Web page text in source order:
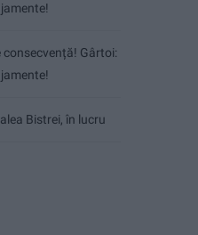
consecvență! Gârtoi:
Bistrei, în lucru